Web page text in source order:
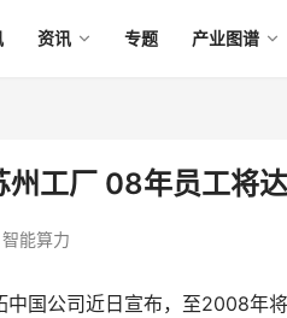
资讯 专题 产业图谱
州工厂 08年员工将
智能算力
中国公司近日宣布，至2008年